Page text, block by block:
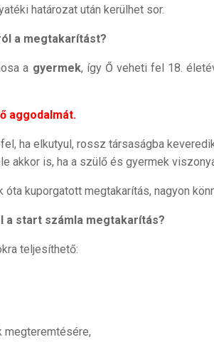
határozat után kerülhet sor.
a megtakarítást?
a gyermek, így Ő veheti fel 18.
aggodalmát.
ha elkutyul, rossz társaságba
akkor is, ha a szülő és gyermek
óta kuporgatott megtakarítás, nagyon
a start számla megtakarítás?
teljesíthető: